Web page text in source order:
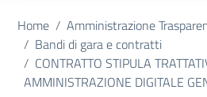
Home
Amministrazione
Bandi di gara e contratti
CONTRATTO STIPULA
AMMINISTRAZIONE DIGITALE